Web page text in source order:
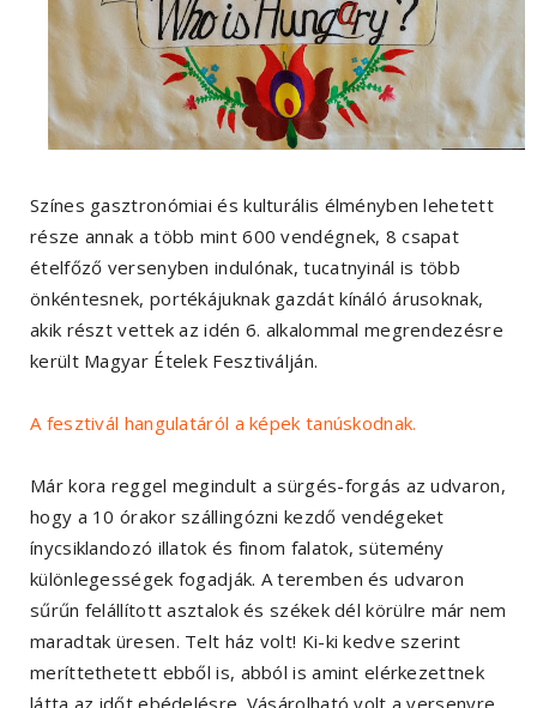
Színes gasztronómiai és kulturális élményben lehetett
része annak a több mint 600 vendégnek, 8 csapat
ételfőző versenyben indulónak, tucatnyinál is több
önkéntesnek, portékájuknak gazdát kínáló árusoknak,
akik részt vettek az idén 6. alkalommal megrendezésre
került Magyar Ételek Fesztiválján.
A fesztivál hangulatáról a képek tanúskodnak.
Már kora reggel megindult a sürgés-forgás az udvaron,
hogy a 10 órakor szállingózni kezdő vendégeket
ínycsiklandozó illatok és finom falatok, sütemény
különlegességek fogadják. A teremben és udvaron
sűrűn felállított asztalok és székek dél körülre már nem
maradtak üresen. Telt ház volt! Ki-ki kedve szerint
meríttethetett ebből is, abból is amint elérkezettnek
látta az időt ebédelésre. Vásárolható volt a versenyre